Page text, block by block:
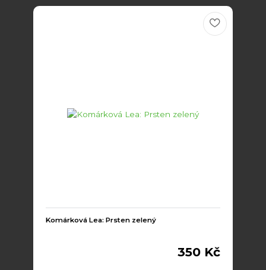
Komárková Lea: Prsten zelený
350 Kč